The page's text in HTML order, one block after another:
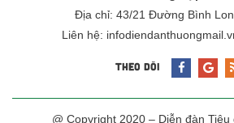
Địa chỉ: 43/21 Đường Bình
Liên hệ:
THEO DÕI
@ Copyright 2020 – Diễn đàn Tiêu